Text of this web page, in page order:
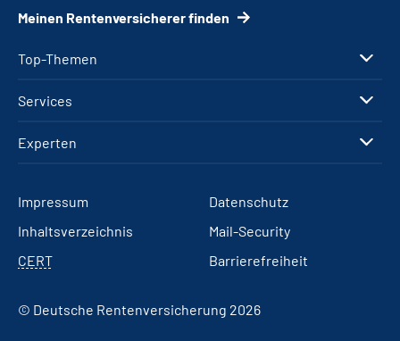
Top-Themen
Services
Experten
Meinen Rentenversicherer finden
Impressum
Datenschutz
Inhaltsverzeichnis
Mail-Security
CERT
Barrierefreiheit
© Deutsche Rentenversicherung 2026